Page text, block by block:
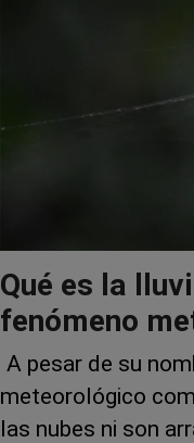
Qué es la
fenómeno
A pesar de su
meteorológico
las nubes ni son